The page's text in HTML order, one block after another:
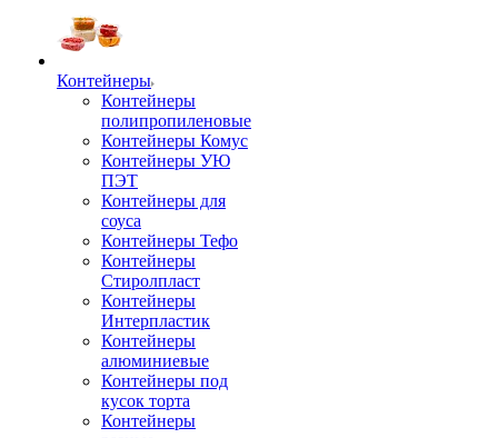
Контейнеры
Контейнеры
полипропиленовые
Контейнеры Комус
Контейнеры УЮ
ПЭТ
Контейнеры для
соуса
Контейнеры Тефо
Контейнеры
Стиролпласт
Контейнеры
Интерпластик
Контейнеры
алюминиевые
Контейнеры под
кусок торта
Контейнеры